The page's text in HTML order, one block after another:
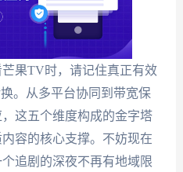
果TV时，请记住真正有效
。从多平台协同到带宽保
这五个维度构成的金字塔
容的核心支撑。不妨现在
追剧的深夜不再有地域限